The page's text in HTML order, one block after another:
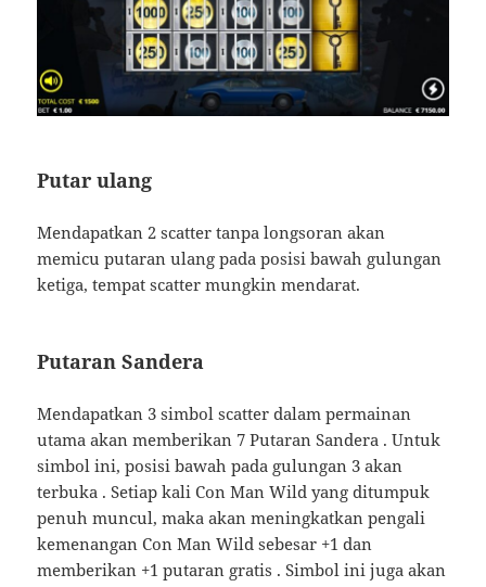
Putar ulang
Mendapatkan 2 scatter tanpa longsoran akan
memicu putaran ulang pada posisi bawah gulungan
ketiga, tempat scatter mungkin mendarat.
Putaran Sandera
Mendapatkan 3 simbol scatter dalam permainan
utama akan memberikan 7 Putaran Sandera . Untuk
simbol ini, posisi bawah pada gulungan 3 akan
terbuka . Setiap kali Con Man Wild yang ditumpuk
penuh muncul, maka akan meningkatkan pengali
kemenangan Con Man Wild sebesar +1 dan
memberikan +1 putaran gratis . Simbol ini juga akan